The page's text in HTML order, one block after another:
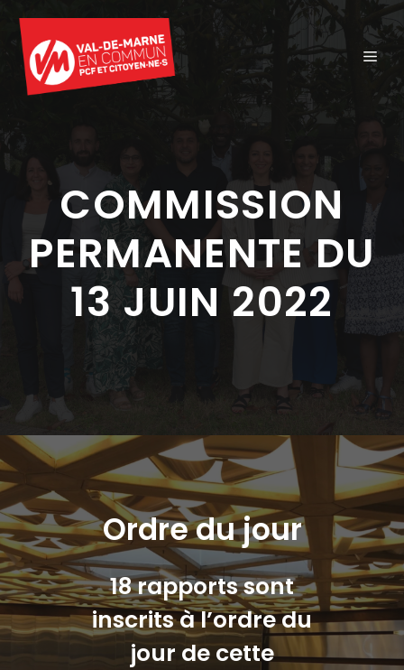
contenu
COMMISSION
PERMANENTE DU
13 JUIN 2022
Ordre du jour
18 rapports sont
inscrits à l’ordre du
jour de cette